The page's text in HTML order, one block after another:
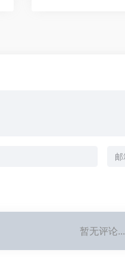
暂无评论...